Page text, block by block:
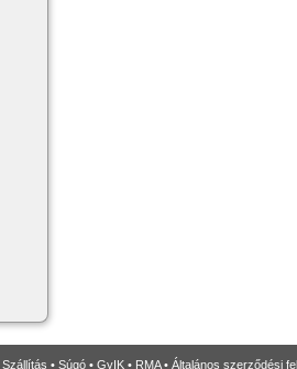
Szállítás • Súgó • GyIK • RMA• Általános szerződési